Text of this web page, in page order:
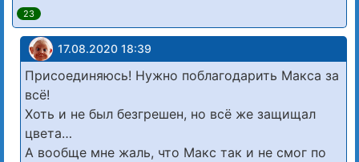
23
17.08.2020 18:39
Присоединяюсь! Нужно поблагодарить Макса за
всё!
Хоть и не был безгрешен, но всё же защищал
цвета…
А вообще мне жаль, что Макс так и не смог по